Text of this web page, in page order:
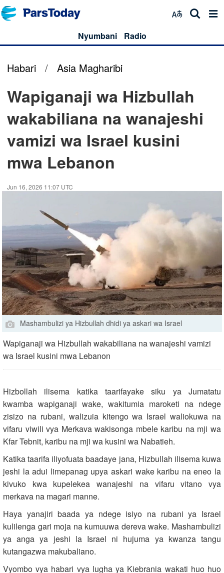
Nyumbani Radio
Habari / Asia Magharibi
Wapiganaji wa Hizbullah
wakabiliana na wanajeshi
vamizi wa Israel kusini
mwa Lebanon
Jun 16, 2026 11:07 UTC
Mashambulizi ya Hizbullah dhidi ya askari wa Israel
Wapiganaji wa Hizbullah wakabiliana na wanajeshi vamizi
wa Israel kusini mwa Lebanon
Hizbollah ilisema katika taarifayake siku ya Jumatatu
kwamba wapiganaji wake, wakitumia maroketi na ndege
zisizo na rubani, walizuia kitengo wa Israel waliokuwa na
vifaru viwili vya Merkava wakisonga mbele karibu na mji wa
Kfar Tebnit, karibu na mji wa kusini wa Nabatieh.
Katika taarifa iliyofuata baadaye jana, Hizbullah ilisema kuwa
jeshi la adui limepanag upya askari wake karibu na eneo la
kivuko kwa kupelekea wanajeshi na vifaru vitano vya
merkava na magari manne.
Haya yanajiri baada ya ndege isiyo na rubani ya Israel
kulilenga gari moja na kumuuwa dereva wake. Mashambulizi
ya anga ya jeshi la Israel ni hujuma ya kwanza tangu
kutangazwa makubaliano.
Vyombo vya habari vya lugha ya Kiebrania wakati huo huo